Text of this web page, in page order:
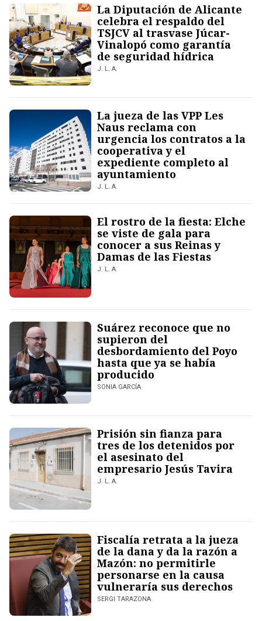
La Diputación de Alicante
celebra el respaldo del
TSJCV al trasvase Júcar-
Vinalopó como garantía
de seguridad hídrica
J. L. A.
La jueza de las VPP Les
Naus reclama con
urgencia los contratos a la
cooperativa y el
expediente completo al
ayuntamiento
J. L. A.
El rostro de la fiesta: Elche
se viste de gala para
conocer a sus Reinas y
Damas de las Fiestas
J. L. A.
Suárez reconoce que no
supieron del
desbordamiento del Poyo
hasta que ya se había
producido
SONIA GARCÍA
Prisión sin fianza para
tres de los detenidos por
el asesinato del
empresario Jesús Tavira
J. L. A.
Fiscalía retrata a la jueza
de la dana y da la razón a
Mazón: no permitirle
personarse en la causa
vulneraría sus derechos
SERGI TARAZONA